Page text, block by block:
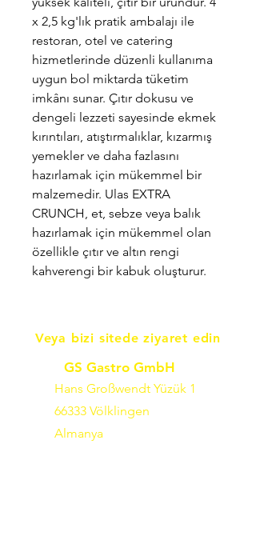
x 2,5 kg'lık pratik ambalajı ile
restoran, otel ve catering
hizmetlerinde düzenli kullanıma
uygun bol miktarda tüketim
imkânı sunar. Çıtır dokusu ve
dengeli lezzeti sayesinde ekmek
kırıntıları, atıştırmalıklar, kızarmış
yemekler ve daha fazlasını
hazırlamak için mükemmel bir
malzemedir. Ulas EXTRA
CRUNCH, et, sebze veya balık
hazırlamak için mükemmel olan
özellikle çıtır ve altın rengi
kahverengi bir kabuk oluşturur.
Veya bizi sitede ziyaret edin
GS Gastro GmbH
Hans Großwendt Yüzük 1
66333 Völklingen
Almanya